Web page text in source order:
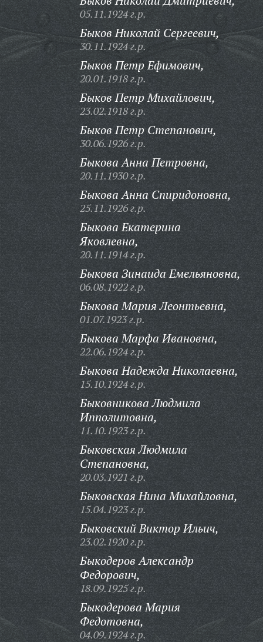
05.11.1924 г.р.
Быков Николай Сергеевич,
30.11.1924 г.р.
Быков Петр Ефимович,
20.01.1918 г.р.
Быков Петр Михайлович,
23.02.1918 г.р.
Быков Петр Степанович,
30.06.1926 г.р.
Быкова Анна Петровна,
20.11.1930 г.р.
Быкова Анна Спиридоновна,
25.11.1926 г.р.
Быкова Екатерина
Яковлевна,
20.11.1914 г.р.
Быкова Зинаида Емельяновна,
06.08.1922 г.р.
Быкова Мария Леонтьевна,
01.07.1923 г.р.
Быкова Марфа Ивановна,
22.06.1924 г.р.
Быкова Надежда Николаевна,
15.10.1924 г.р.
Быковникова Людмила
Ипполитовна,
11.10.1923 г.р.
Быковская Людмила
Степановна,
20.03.1921 г.р.
Быковская Нина Михайловна,
15.04.1923 г.р.
Быковский Виктор Ильич,
23.02.1920 г.р.
Быкодеров Александр
Федорович,
18.09.1925 г.р.
Быкодерова Мария
Федотовна,
04.09.1924 г.р.